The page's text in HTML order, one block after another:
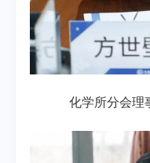
化学所分会理